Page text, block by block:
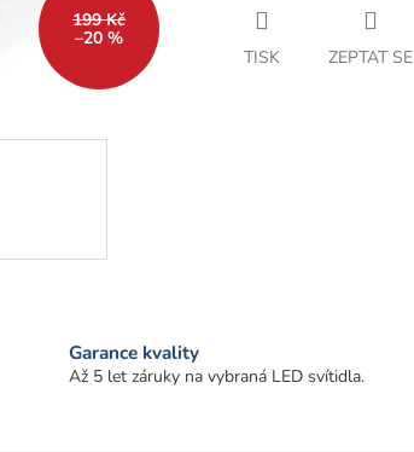
199 Kč
–20 %
TISK ZEPTAT SE
Garance kvality
Až 5 let záruky na vybraná LED svítidla.